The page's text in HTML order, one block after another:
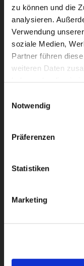
zu können und die
analysieren.
Verwendung
soziale Medien,
Partner führen
weiteren Daten
Notwendig
Präferenzen
Statistiken
Marketing
Dies